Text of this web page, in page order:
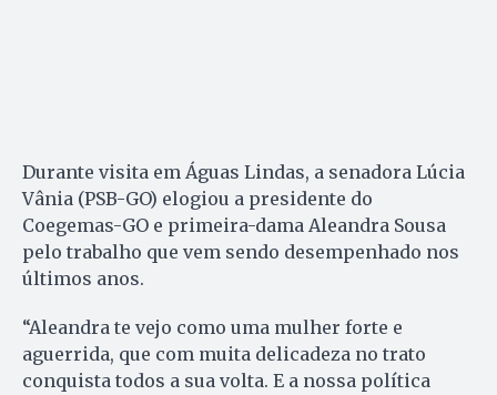
Durante visita em Águas Lindas, a senadora Lúcia
Vânia (PSB-GO) elogiou a presidente do
Coegemas-GO e primeira-dama Aleandra Sousa
pelo trabalho que vem sendo desempenhado nos
últimos anos.
“Aleandra te vejo como uma mulher forte e
aguerrida, que com muita delicadeza no trato
conquista todos a sua volta. E a nossa política